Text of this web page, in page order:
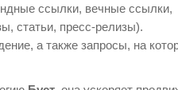
ссылки, вечные ссылки,
статьи, пресс-релизы).
а также запросы, на